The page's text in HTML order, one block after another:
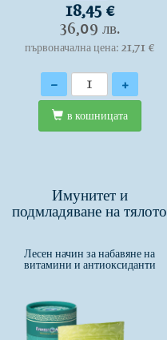
18,45 €
36,09 лв.
първоначална цена: 21,71 €
Количество
- +
в кошницата
Имунитет и
подмладяване на тялото
Лесен начин за набавяне на
витамини и антиоксиданти